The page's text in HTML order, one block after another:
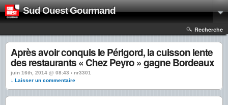
Sud Ouest Gourmand
Recherche
Après avoir conquis le Périgord, la cuisson lente
des restaurants « Chez Peyro » gagne Bordeaux
juin 16th, 2014 @ 08:43 › nr3301
↓ Laisser un commentaire